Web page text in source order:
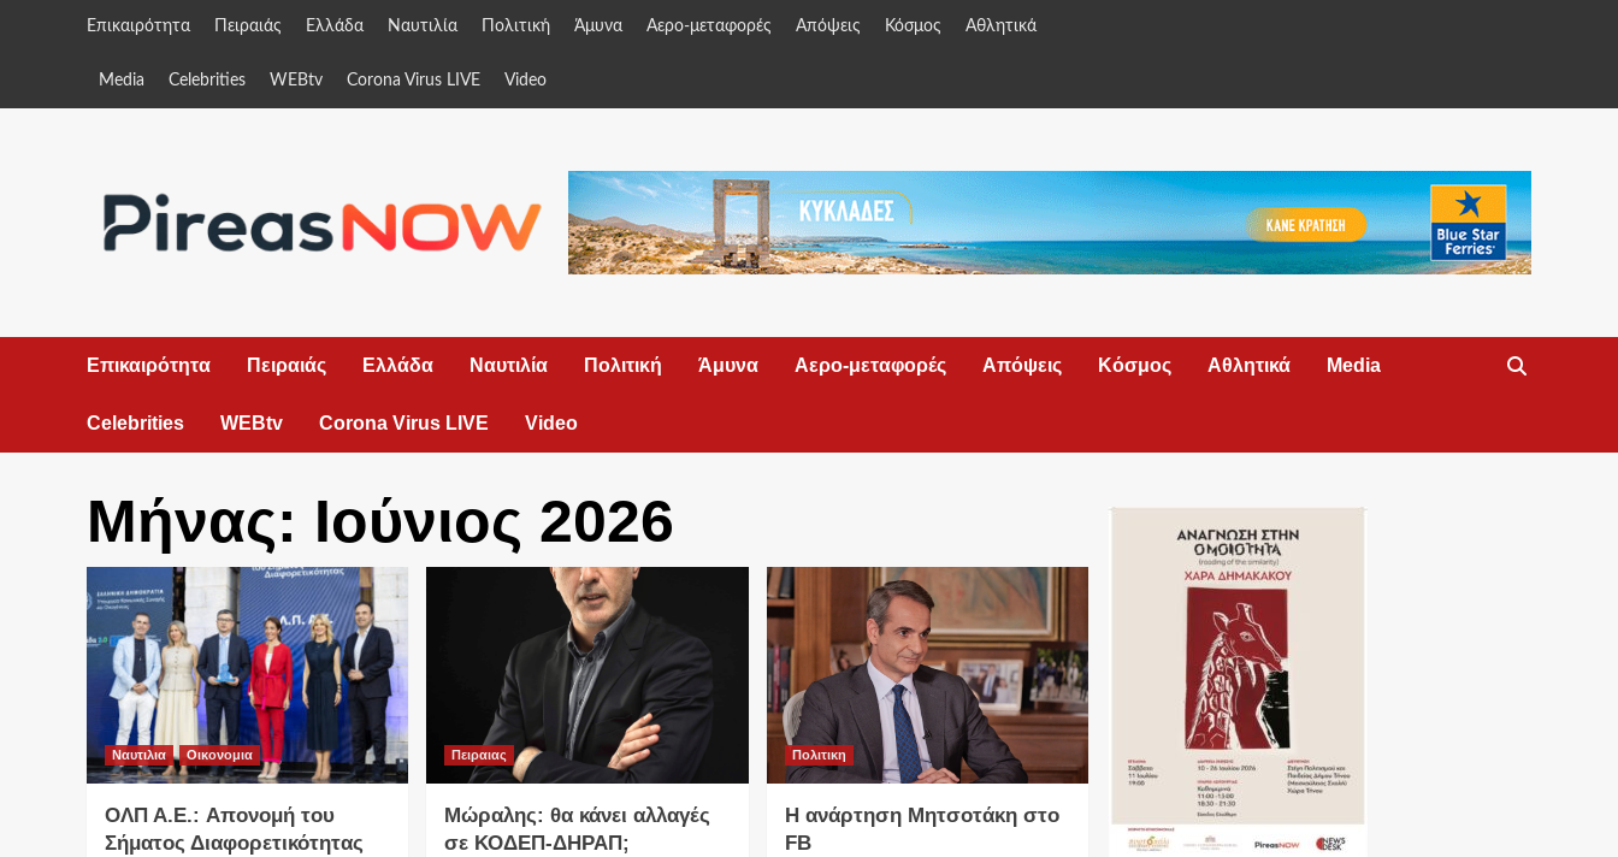
Επικαιρότητα Πειραιάς Ελλάδα Ναυτιλία Πολιτική Άμυνα Αερο-μεταφορές Απόψεις Κόσμος Αθλητικά
Media Celebrities WEBtv Corona Virus LIVE Video
Επικαιρότητα Πειραιάς Ελλάδα Ναυτιλία Πολιτική Άμυνα Αερο-μεταφορές Απόψεις Κόσμος Αθλητικά Media
Celebrities WEBtv Corona Virus LIVE Video
Μήνας: Ιούνιος 2026
Ναυτιλια Οικονομια
ΟΛΠ Α.Ε.: Απονομή του
Σήματος Διαφορετικότητας
Πειραιας
Μώραλης: θα κάνει αλλαγές
σε ΚΟΔΕΠ-ΔΗΡΑΠ;
Πολιτικη
Η ανάρτηση Μητσοτάκη στο
FB